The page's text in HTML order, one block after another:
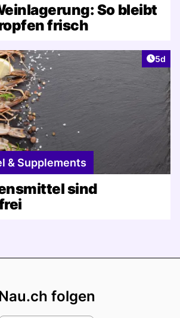
So bleibt
frisch
5d
& Supplements
sind
folgen